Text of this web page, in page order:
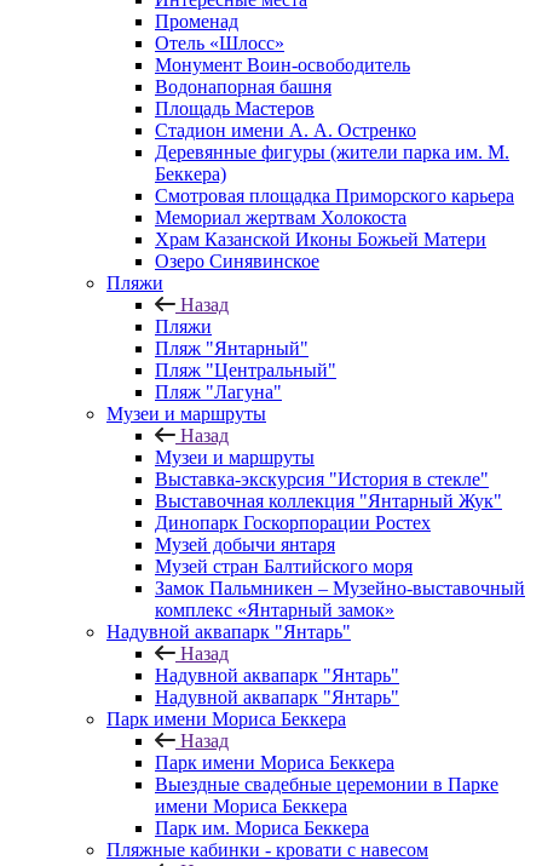
Променад
Отель «Шлосс»
Монумент Воин-освободитель
Водонапорная башня
Площадь Мастеров
Стадион имени А. А. Остренко
Деревянные фигуры (жители парка им. М.
Беккера)
Смотровая площадка Приморского карьера
Мемориал жертвам Холокоста
Храм Казанской Иконы Божьей Матери
Озеро Синявинское
Пляжи
Назад
Пляжи
Пляж "Янтарный"
Пляж "Центральный"
Пляж "Лагуна"
Музеи и маршруты
Назад
Музеи и маршруты
Выставка-экскурсия "История в стекле"
Выставочная коллекция "Янтарный Жук"
Динопарк Госкорпорации Ростех
Музей добычи янтаря
Музей стран Балтийского моря
Замок Пальмникен – Музейно-выставочный
комплекс «Янтарный замок»
Надувной аквапарк "Янтарь"
Назад
Надувной аквапарк "Янтарь"
Надувной аквапарк "Янтарь"
Парк имени Мориса Беккера
Назад
Парк имени Мориса Беккера
Выездные свадебные церемонии в Парке
имени Мориса Беккера
Парк им. Мориса Беккера
Пляжные кабинки - кровати с навесом